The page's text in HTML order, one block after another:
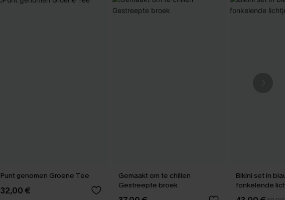
Punt genomen Groene Tee
32,00 €
Gemaakt om te chillen
Gestreepte broek
Bikini set in
fonkelende